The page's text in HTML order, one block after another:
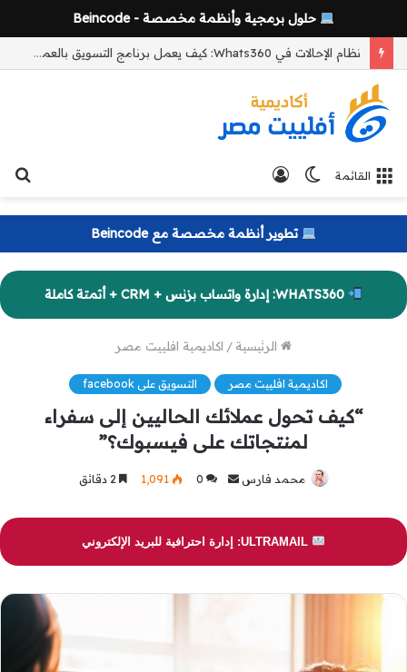
حلول برمجية وأنظمة مخصصة - Beincode
نظام الإحالات في Whats360: كيف يعمل برنامج التسويق بالعمولة وآلية التتبع والعمولات خطوة بخطوة
القائمة
الوضع
تطوير أنظمة مخصصة مع Beincode
الرئيسية / اكاديمية افلييت مصر
اكاديمية افلييت مصر التسويق على facebook
“كيف تحول عملائك الحاليين إلى سفراء
لمنتجاتك على فيسبوك؟”
محمد فارس
أرسل
إلكترونيا
0 1٬091